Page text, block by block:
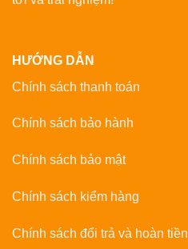
HƯỚNG DẪN
Chính sách thanh toán
Chính sách bảo hành
Chính sách bảo mật
Chính sách kiểm hàng
Chính sách đổi trả và hoàn tiền